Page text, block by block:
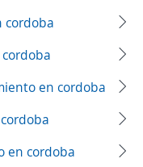
cordoba
en cordoba
en cordoba